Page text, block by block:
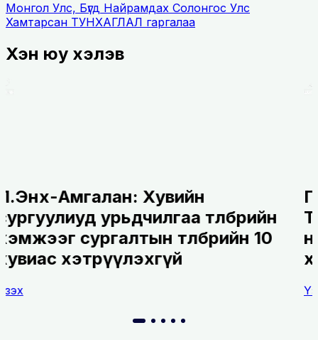
Монгол Улс, Бүгд Найрамдах Солонгос Улс
Хамтарсан ТУНХАГЛАЛ гаргалаа
Хэн юу хэлэв
Л.Энх-Амгалан: Хувийн
сургуулиуд урьдчилгаа төлбөрийн
хэмжээг сургалтын төлбөрийн 10
хувиас хэтрүүлэхгүй
Үзэх